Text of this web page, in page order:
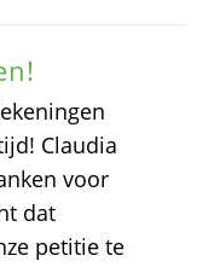
Claudia
voor
dat
petitie te